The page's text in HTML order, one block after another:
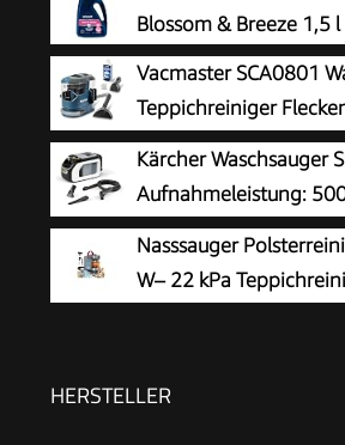
Blossom & Breeze 1,5
Vacmaster SCA0801
Teppichreiniger
Teppiche, Vorleger,
und Autos | Nass-Trocken-Sauger
Saugkraft Wasser Waschen
800 W
Kärcher Waschsauger
Aufnahmeleistung:
Frischwassertank: 1,7
m2, Gewicht: 4,1 kg,
Waschpolsterdüse und
Nasssauger
W– 22 kPa
HERSTELLER